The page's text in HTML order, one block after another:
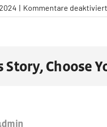
| Kommentare deaktiviert
Story, Choose